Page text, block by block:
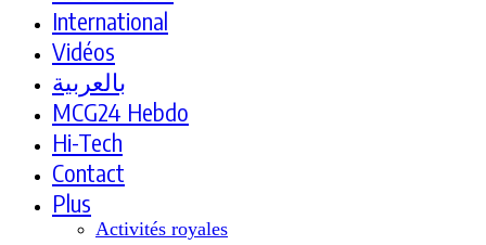
International
Vidéos
بالعربية
MCG24 Hebdo
Hi-Tech
Contact
Plus
Activités royales